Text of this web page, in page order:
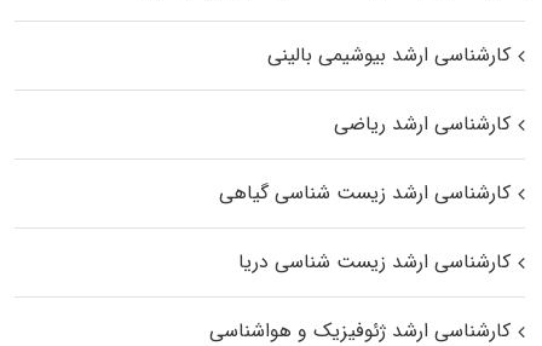
کارشناسی ارشد بیوشیمی بالینی
کارشناسی ارشد ریاضی
کارشناسی ارشد زیست‌ شناسی گیاهی
کارشناسی ارشد زیست‌ شناسی دریا
کارشناسی ارشد ژئوفیزیک و هواشناسی